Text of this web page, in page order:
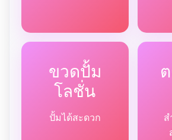
ขวดปั้ม
โลชั่น
ปั้มได้สะดวก
ส